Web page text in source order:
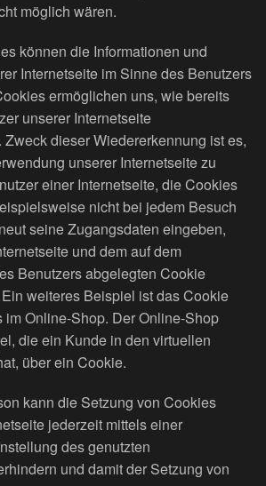
möglich wären.
können die Informationen und
Internetseite im Sinne des Benutzers
ermöglichen uns, wie bereits
unserer Internetseite
dieser Wiedererkennung ist es,
unserer Internetseite zu
einer Internetseite, die Cookies
nicht bei jedem Besuch
seine Zugangsdaten eingeben,
und dem auf dem
Benutzers abgelegten Cookie
weiteres Beispiel ist das Cookie
im Online-Shop. Der Online-Shop
die ein Kunde in den virtuellen
über ein Cookie.
kann die Setzung von Cookies
jederzeit mittels einer
des genutzten
und damit der Setzung von